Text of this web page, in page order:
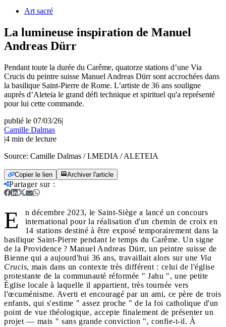
Art sacré
La lumineuse inspiration de Manuel
Andreas Dürr
Pendant toute la durée du Carême, quatorze stations d’une Via
Crucis du peintre suisse Manuel Andreas Dürr sont accrochées dans
la basilique Saint-Pierre de Rome. L’artiste de 36 ans souligne
auprès d’Aleteia le grand défi technique et spirituel qu'a représenté
pour lui cette commande.
publié le 07/03/26|
Camille Dalmas
|4 min de lecture
Source: Camille Dalmas / I.MEDIA / ALETEIA
Copier le lien Archiver l'article
Partager sur:
E
n décembre 2023, le Saint-Siège a lancé un concours
international pour la réalisation d'un chemin de croix en
14 stations destiné à être exposé temporairement dans la
basilique Saint-Pierre pendant le temps du Carême. Un signe
de la Providence ? Manuel Andreas Dürr, un peintre suisse de
Bienne qui a aujourd'hui 36 ans, travaillait alors sur une Via
Crucis, mais dans un contexte très différent : celui de l'église
protestante de la communauté réformée " Jahu ", une petite
Église locale à laquelle il appartient, très tournée vers
l'œcuménisme. Averti et encouragé par un ami, ce père de trois
enfants, qui s'estime " assez proche " de la foi catholique d'un
point de vue théologique, accepte finalement de présenter un
projet — mais " sans grande conviction ", confie-t-il. À